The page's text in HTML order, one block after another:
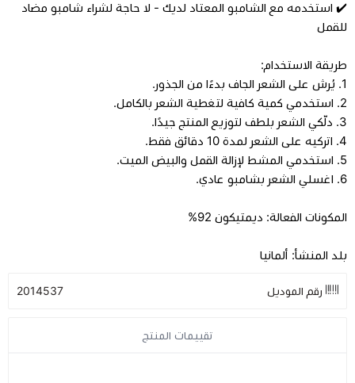
✔️ استخدمه مع الشامبو المعتاد لديك - لا حاجة لشراء شامبو مضاد
للقمل
طريقة الاستخدام:
1. يُرش على الشعر الجاف بدءًا من الجذور.
2. استخدمي كمية كافية لتغطية الشعر بالكامل.
3. دلّكي الشعر بلطف لتوزيع المنتج جيدًا.
4. اتركيه على الشعر لمدة 10 دقائق فقط.
5. استخدمي المشط لإزالة القمل والبيض الميت.
6. اغسلي الشعر بشامبو عادي.
المكونات الفعالة: ديمتيكون 92%
بلد المنشأ: ألمانيا
رقم الموديل 2014537
تقييمات المنتج